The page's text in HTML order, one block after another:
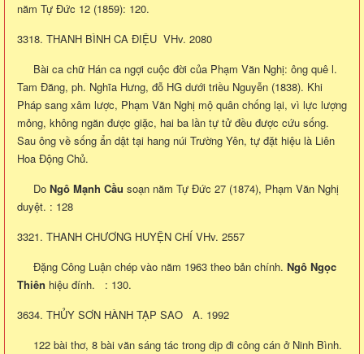
năm Tự Đức 12 (1859): 120.
3318. THANH BÌNH CA ĐIỆU VHv. 2080
Bài ca chữ Hán ca ngợi cuộc đời của Phạm Văn Nghị: ông quê l.
Tam Đăng, ph. Nghĩa Hưng, đỗ HG dưới triều Nguyễn (1838). Khi
Pháp sang xâm lược, Phạm Văn Nghị mộ quân chống lại, vì lực lượng
mỏng, không ngăn được giặc, hai ba lần tự tử đều được cứu sống.
Sau ông về sống ẩn dật tại hang núi Trường Yên, tự đặt hiệu là Liên
Hoa Động Chủ.
Do Ngô Mạnh Cầu soạn năm Tự Đức 27 (1874), Phạm Văn Nghị
duyệt. : 128
3321. THANH CHƯƠNG HUYỆN CHÍ VHv. 2557
Đặng Công Luận chép vào năm 1963 theo bản chính. Ngô Ngọc
Thiên hiệu đính. : 130.
3634. THỦY SƠN HÀNH TẠP SAO A. 1992
122 bài thơ, 8 bài văn sáng tác trong dịp đi công cán ở Ninh Bình.